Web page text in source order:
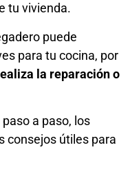
tu vivienda.
puede
para tu cocina, por
la reparación o
a paso, los
consejos útiles para